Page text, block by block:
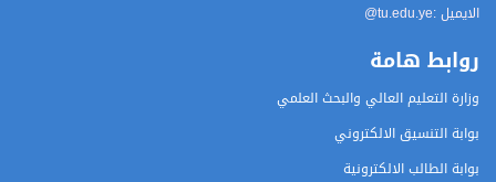
الايميل :@tu.edu.ye
روابط هامة
وزارة التعليم العالي والبحث العلمي
بوابة التنسيق الالكتروني
بوابة الطالب الالكترونية